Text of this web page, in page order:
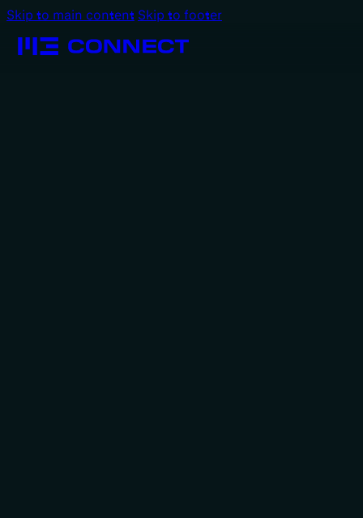
Skip to main content Skip to footer